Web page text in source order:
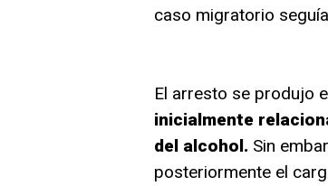
caso migratorio
El arresto se produjo
inicialmente
del alcohol. Sin
posteriormente el